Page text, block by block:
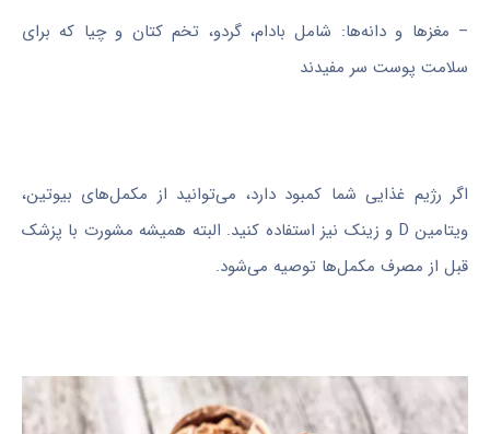
– مغزها و دانه‌ها: شامل بادام، گردو، تخم کتان و چیا که برای
سلامت پوست سر مفیدند
اگر رژیم غذایی شما کمبود دارد، می‌توانید از مکمل‌های بیوتین،
ویتامین D و زینک نیز استفاده کنید. البته همیشه مشورت با پزشک
قبل از مصرف مکمل‌ها توصیه می‌شود.